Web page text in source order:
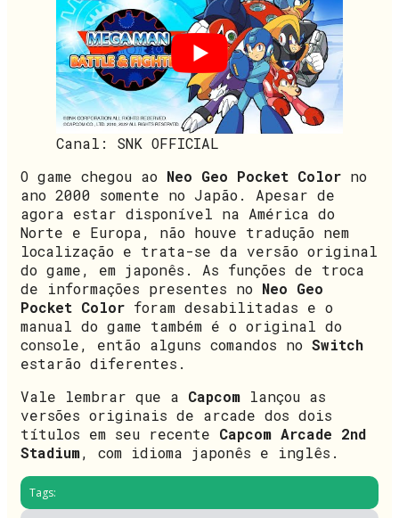
Canal: SNK OFFICIAL
O game chegou ao Neo Geo Pocket Color no
ano 2000 somente no Japão. Apesar de
agora estar disponível na América do
Norte e Europa, não houve tradução nem
localização e trata-se da versão original
do game, em japonês. As funções de troca
de informações presentes no Neo Geo
Pocket Color foram desabilitadas e o
manual do game também é o original do
console, então alguns comandos no Switch
estarão diferentes.
Vale lembrar que a Capcom lançou as
versões originais de arcade dos dois
títulos em seu recente Capcom Arcade 2nd
Stadium, com idioma japonês e inglês.
Tags: